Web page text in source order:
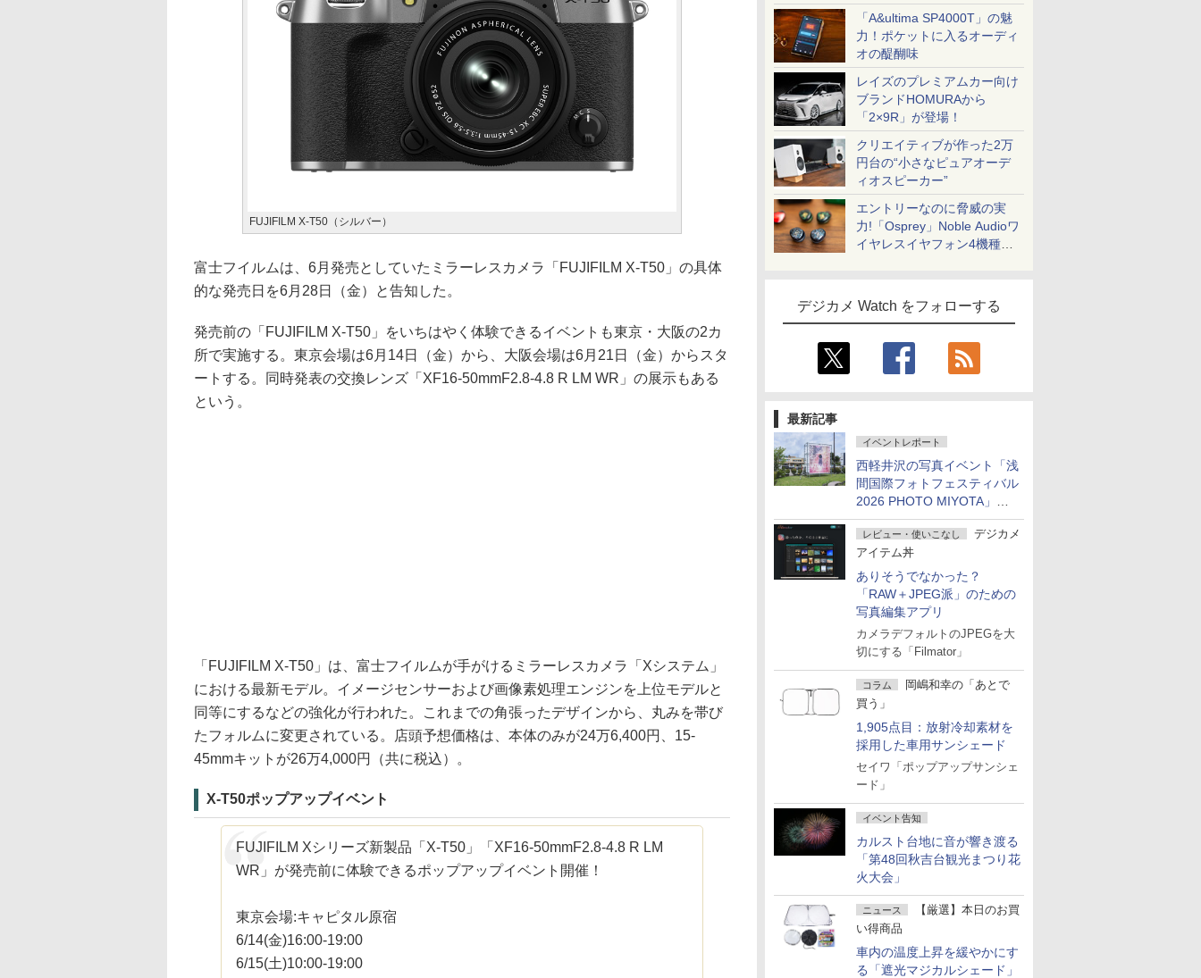
「A&ultima SP4000T」の魅
力！ポケットに入るオーディ
オの醍醐味
レイズのプレミアムカー向け
ブランドHOMURAから
「2×9R」が登場！
クリエイティブが作った2万
円台の“小さなピュアオーデ
ィオスピーカー”
エントリーなのに脅威の実
力!「Osprey」Noble Audioワ
イヤレスイヤフォン4機種を
デジカメ Watch をフォローする
最新記事
イベントレポート
西軽井沢の写真イベント「浅
間国際フォトフェスティバル
2026 PHOTO MIYOTA」が
開幕
レビュー・使いこなし
デジカメ
アイテム丼
ありそうでなかった？
「RAW＋JPEG派」のための
写真編集アプリ
カメラデフォルトのJPEGを大
切にする「Filmator」
コラム
岡嶋和幸の「あとで
買う」
1,905点目：放射冷却素材を
採用した車用サンシェード
セイワ「ポップアップサンシェ
ード」
イベント告知
カルスト台地に音が響き渡る
「第48回秋吉台観光まつり花
火大会」
ニュース
【厳選】本日のお買
い得商品
車内の温度上昇を緩やかにす
る「遮光マジカルシェード」
FUJIFILM X-T50（シルバー）
富士フイルムは、6月発売としていたミラーレスカメラ「FUJIFILM X-T50」の具体
的な発売日を6月28日（金）と告知した。
発売前の「FUJIFILM X-T50」をいちはやく体験できるイベントも東京・大阪の2カ
所で実施する。東京会場は6月14日（金）から、大阪会場は6月21日（金）からスタ
ートする。同時発表の交換レンズ「XF16-50mmF2.8-4.8 R LM WR」の展示もある
という。
「FUJIFILM X-T50」は、富士フイルムが手がけるミラーレスカメラ「Xシステム」
における最新モデル。イメージセンサーおよび画像素処理エンジンを上位モデルと
同等にするなどの強化が行われた。これまでの角張ったデザインから、丸みを帯び
たフォルムに変更されている。店頭予想価格は、本体のみが24万6,400円、15-
45mmキットが26万4,000円（共に税込）。
X-T50ポップアップイベント
FUJIFILM Xシリーズ新製品「X-T50」「XF16-50mmF2.8-4.8 R LM
WR」が発売前に体験できるポップアップイベント開催！
東京会場:キャピタル原宿
6/14(金)16:00-19:00
6/15(土)10:00-19:00